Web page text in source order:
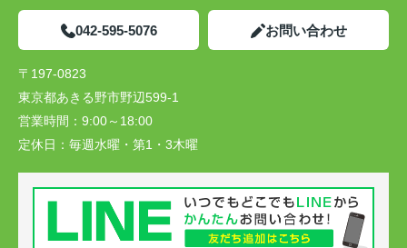
042-595-5076 お問い合わせ
〒197-0823
東京都あきる野市野辺599-1
営業時間： 9:00～18:00
定休日： 毎週水曜・第1・3木曜